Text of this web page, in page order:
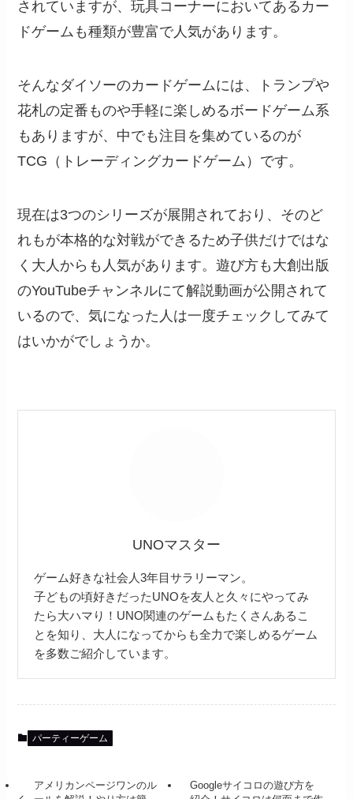
されていますが、玩具コーナーにおいてあるカー
ドゲームも種類が豊富で人気があります。
そんなダイソーのカードゲームには、トランプや
花札の定番ものや手軽に楽しめるボードゲーム系
もありますが、中でも注目を集めているのが
TCG（トレーディングカードゲーム）です。
現在は3つのシリーズが展開されており、そのど
れもが本格的な対戦ができるため子供だけではな
く大人からも人気があります。遊び方も大創出版
のYouTubeチャンネルにて解説動画が公開されて
いるので、気になった人は一度チェックしてみて
はいかがでしょうか。
UNOマスター
ゲーム好きな社会人3年目サラリーマン。
子どもの頃好きだったUNOを友人と久々にやってみ
たら大ハマり！UNO関連のゲームもたくさんあるこ
とを知り、大人になってからも全力で楽しめるゲーム
を多数ご紹介しています。
パーティーゲーム
アメリカンページワンのル
Googleサイコロの遊び方を